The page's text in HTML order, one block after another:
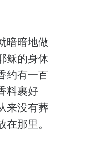
暗暗地做
稣的身体
约有一百
料裹好
来没有葬
那里。